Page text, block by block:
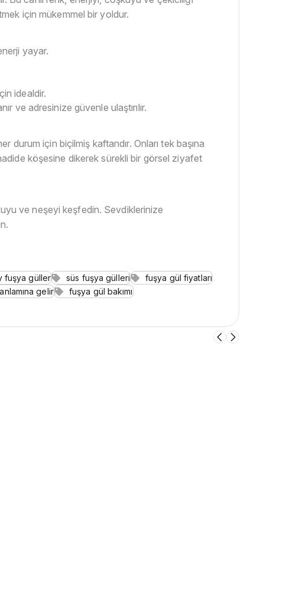
için mükemmel bir yoldur.
yayar.
idealdir.
ve adresinize güvenle ulaştırılır.
için biçilmiş kaftandır. Onları tek başına
köşesine dikerek sürekli bir görsel ziyafet
ve neşeyi keşfedin. Sevdiklerinize
fuşya güller süs fuşya gülleri
fuşya gül fiyatları
gelir fuşya gül bakımı